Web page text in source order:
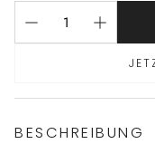
BESCHREIBUNG